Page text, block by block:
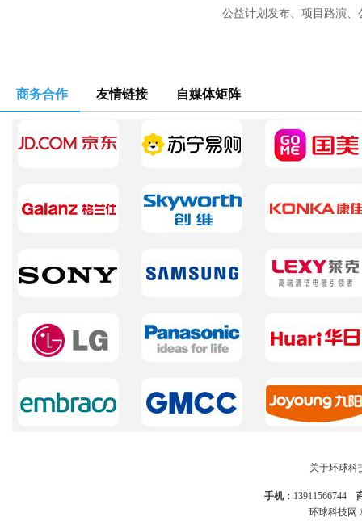
公益计划发布、项目路演
商务合作 友情链接 自媒体矩阵
关于环球科
手机： 13911566744
环球科技网